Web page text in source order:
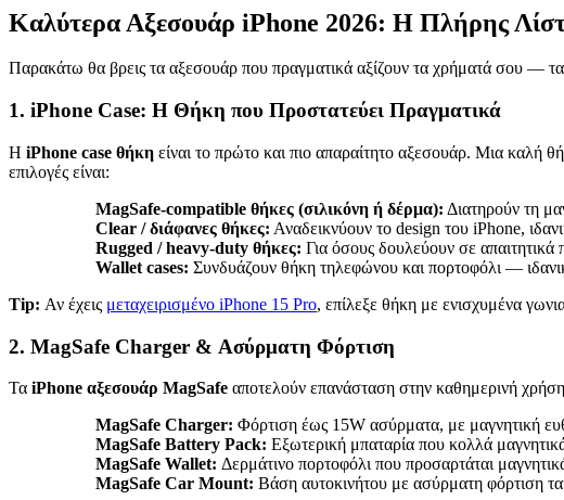
Καλύτερα Αξεσουάρ iPhone 2026: Η Πλήρης
Παρακάτω θα βρεις τα αξεσουάρ που πραγματικά αξίζουν τα χρήματά σου —
1. iPhone Case: Η Θήκη που Προστατεύει Πραγματικά
Η iPhone case θήκη είναι το πρώτο και πιο απαραίτητο αξεσουάρ. Μια καλή
επιλογές είναι:
MagSafe-compatible θήκες (σιλικόνη ή δέρμα): Διατηρούν τη
Clear / διάφανες θήκες: Αναδεικνύουν το design του iPhone,
Rugged / heavy-duty θήκες: Για όσους δουλεύουν σε απαιτητικά
Wallet cases: Συνδυάζουν θήκη τηλεφώνου και πορτοφόλι —
Tip: Αν έχεις μεταχειρισμένο iPhone 15 Pro, επίλεξε θήκη με ενισχυμένα
2. MagSafe Charger & Ασύρματη Φόρτιση
Τα iPhone αξεσουάρ MagSafe αποτελούν επανάσταση στην καθημερινή
MagSafe Charger: Φόρτιση έως 15W ασύρματα, με μαγνητική
MagSafe Battery Pack: Εξωτερική μπαταρία που κολλά
MagSafe Wallet: Δερμάτινο πορτοφόλι που προσαρτάται
MagSafe Car Mount: Βάση αυτοκινήτου με ασύρματη φόρτιση